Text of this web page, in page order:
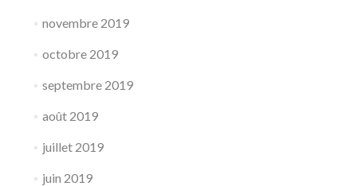
novembre 2019
octobre 2019
septembre 2019
août 2019
juillet 2019
juin 2019